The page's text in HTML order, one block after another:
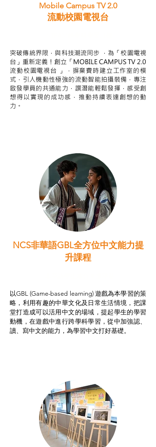
Mobile Campus TV 2.0
流動校園電視台
突破傳統界限，與科技潮流同步 ，為「校園電視
台」重新定義！創立「MOBILE CAMPUS TV 2.0
流動校園電視台 」，摒棄費時建立工作室的模
式，引人機動性極強的流動智能拍攝裝備，專注
啟發學員的共通能力，譔潛能輕鬆發揮，感受創
想得以實現的成功感，推動持續表達創想的動
力。
NCS非華語GBL全方位中文能力提
升課程
以GBL (Game-based learning) 遊戲為本學習的策
略，利用有趣的中華文化及日常生活情境，把課
堂打造成可以活用中文的場域，提起學生的學習
動機，在遊戲中進行跨學科學習，從中加強認、
讀、寫中文的能力，為學習中文打好基礎。